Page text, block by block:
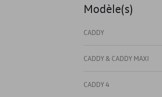
Modèle(s)
CADDY
CADDY & CADDY MAXI
CADDY 4